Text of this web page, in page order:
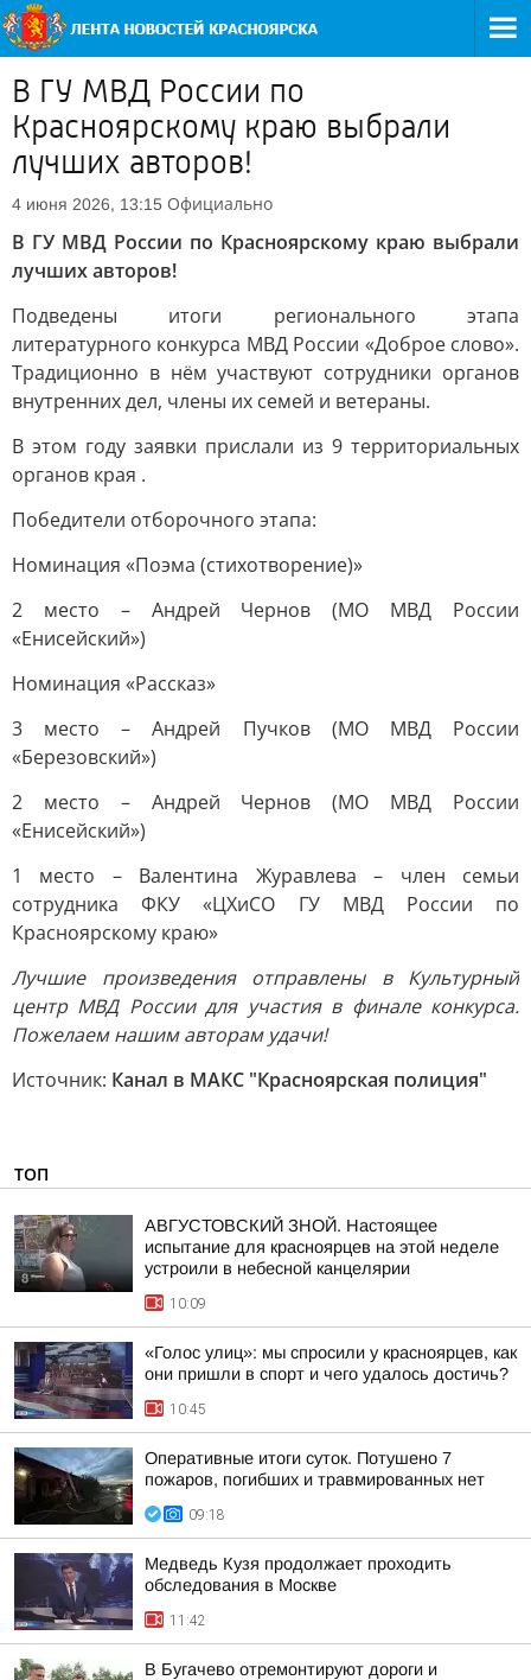
В ГУ МВД России по
Красноярскому краю выбрали
лучших авторов!
4 июня 2026, 13:15 Официально
В ГУ МВД России по Красноярскому краю выбрали
лучших авторов!
Подведены итоги регионального этапа
литературного конкурса МВД России «Доброе слово».
Традиционно в нём участвуют сотрудники органов
внутренних дел, члены их семей и ветераны.
В этом году заявки прислали из 9 территориальных
органов края .
Победители отборочного этапа:
Номинация «Поэма (стихотворение)»
2 место – Андрей Чернов (МО МВД России
«Енисейский»)
Номинация «Рассказ»
3 место – Андрей Пучков (МО МВД России
«Березовский»)
2 место – Андрей Чернов (МО МВД России
«Енисейский»)
1 место – Валентина Журавлева – член семьи
сотрудника ФКУ «ЦХиСО ГУ МВД России по
Красноярскому краю»
Лучшие произведения отправлены в Культурный
центр МВД России для участия в финале конкурса.
Пожелаем нашим авторам удачи!
Источник: Канал в МАКС "Красноярская полиция"
ТОП
АВГУСТОВСКИЙ ЗНОЙ. Настоящее
испытание для красноярцев на этой неделе
устроили в небесной канцелярии
10:09
«Голос улиц»: мы спросили у красноярцев, как
они пришли в спорт и чего удалось достичь?
10:45
Оперативные итоги суток. Потушено 7
пожаров, погибших и травмированных нет
09:18
Медведь Кузя продолжает проходить
обследования в Москве
11:42
В Бугачево отремонтируют дороги и